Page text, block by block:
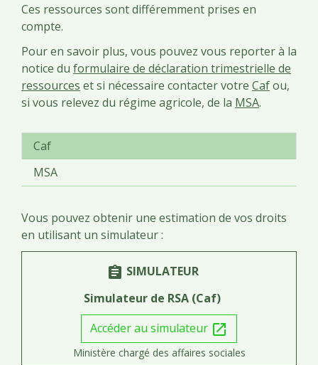
Ces ressources sont différemment prises en
compte.
Pour en savoir plus, vous pouvez vous reporter à la
notice du formulaire de déclaration trimestrielle de
ressources et si nécessaire contacter votre Cafou,
si vous relevez du régime agricole, de la MSA.
Caf
MSA
Vous pouvez obtenir une estimation de vos droits
en utilisant un simulateur :
assignment SIMULATEUR
Simulateur de RSA (Caf)
Accéder au simulateur open_in_new
Ministère chargé des affaires sociales